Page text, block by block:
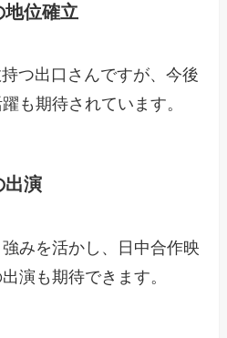
位確立
つ出口さんですが、今後
も期待されています。
出演
みを活かし、日中合作映
演も期待できます。